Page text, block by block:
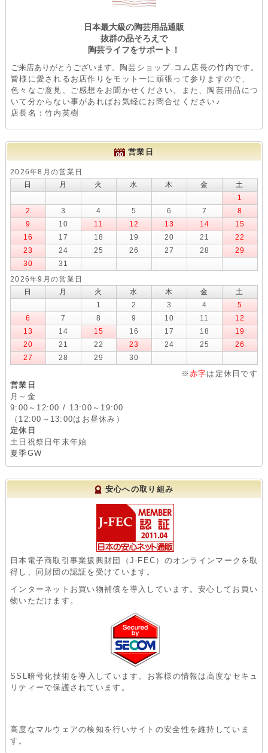
日本最大級の陶芸用品通販
抜群の品そろえで
陶芸ライフをサポート！
ご来店ありがとうございます。 陶芸ショップ.コム店長の竹内です。
皆様に愛されるお店作りをモットーに頑張って参りますので、
色々なご意見、ご感想をお聞かせください。また、陶芸用品につ
いて分からない事があればお気軽にお問合せください♪
店長名：竹内英樹
営業日
2026年8月の営業日
日
月 火 水 木 金
土
1
2
3 4 5 6 7
8
9
10 11 12 13 14
15
16
17 18 19 20 21
22
23
24 25 26 27 28
29
30
31
2026年9月の営業日
日
月 火 水 木 金
土
1
2 3 4
5
6
7 8 9 10 11
12
13
14 15 16 17 18
19
20
21 22 23 24 25
26
27
28 29 30
※ 赤字は定休日です
営業日
月～金
9:00～12:00 / 13:00～19:00
（12:00～13:00はお昼休み）
定休日
土日祝祭日年末年始
夏季GW
安心への取り組み
日本電子商取引事業振興財団（J-FEC）のオンラインマークを取
得し、同財団の認証を受けています。
インターネットお買い物補償を導入しています。安心してお買い
物いただけます。
SSL暗号化技術を導入しています。お客様の情報は高度なセキュ
リティーで保護されています。
高度なマルウェアの検知を行いサイトの安全性を維持していま
す。